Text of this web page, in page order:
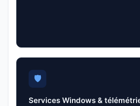
🛡️
Services Windows &